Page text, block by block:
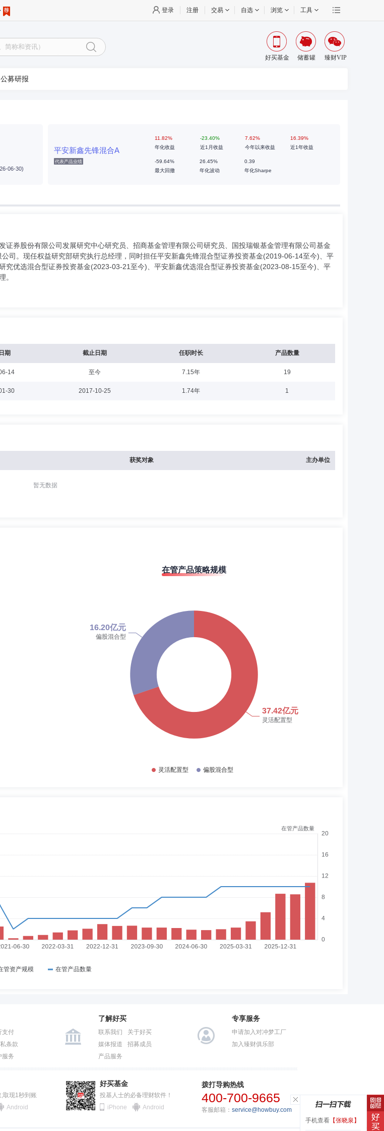
登录 注册 交易 自选 浏览 工具
好买基金 储蓄罐 臻财VIP
公募研报
06-30)
平安新鑫先锋混合A
代表产品业绩
11.82%
年化收益
-23.40%
近1月收益
7.62%
今年以来收益
16.39%
近1年收益
-59.64%
最大回撤
26.45%
年化波动
0.39
年化Sharpe
证券股份有限公司发展研究中心研究员、招商基金管理有限公司研究员、国投瑞银基金管理有限公司基金
司。现任权益研究部研究执行总经理，同时担任平安新鑫先锋混合型证券投资基金(2019-06-14至今)、平
究优选混合型证券投资基金(2023-03-21至今)、平安新鑫优选混合型证券投资基金(2023-08-15至今)、平
。
期 截止日期 任职时长 产品数量
14 至今 7.15年 19
30 2017-10-25 1.74年 1
获奖对象 主办单位
暂无数据
在管产品策略规模
手机查看 【张晓泉】
支付
条款
服务
了解好买
联系我们
关于好买
媒体报道
招募成员
产品服务
专享服务
申请加入对冲梦工厂
加入臻财俱乐部
取现1秒到账
Android
好买基金
投基人士的必备理财软件！
iPhone
Android
拨打导购热线
400-700-9665
客服邮箱： service@howbuy.com